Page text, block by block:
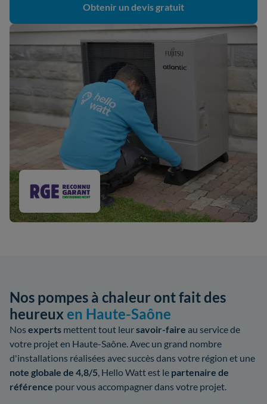
Obtenir un devis gratuit
Nos pompes à chaleur ont fait des
heureux en Haute-Saône
Nos experts mettent tout leursavoir-faire au service de
votre projet en Haute-Saône. Avec un grand nombre
d'installations réalisées avec succès dans votre région et une
note globale de 4,8/5, Hello Watt est le partenaire de
référence pour vous accompagner dans votre projet.